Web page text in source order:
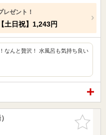
レゼント！
日祝】1,243円
なんと贅沢！ 水風呂も気持ち良い
お気に入
りに追加